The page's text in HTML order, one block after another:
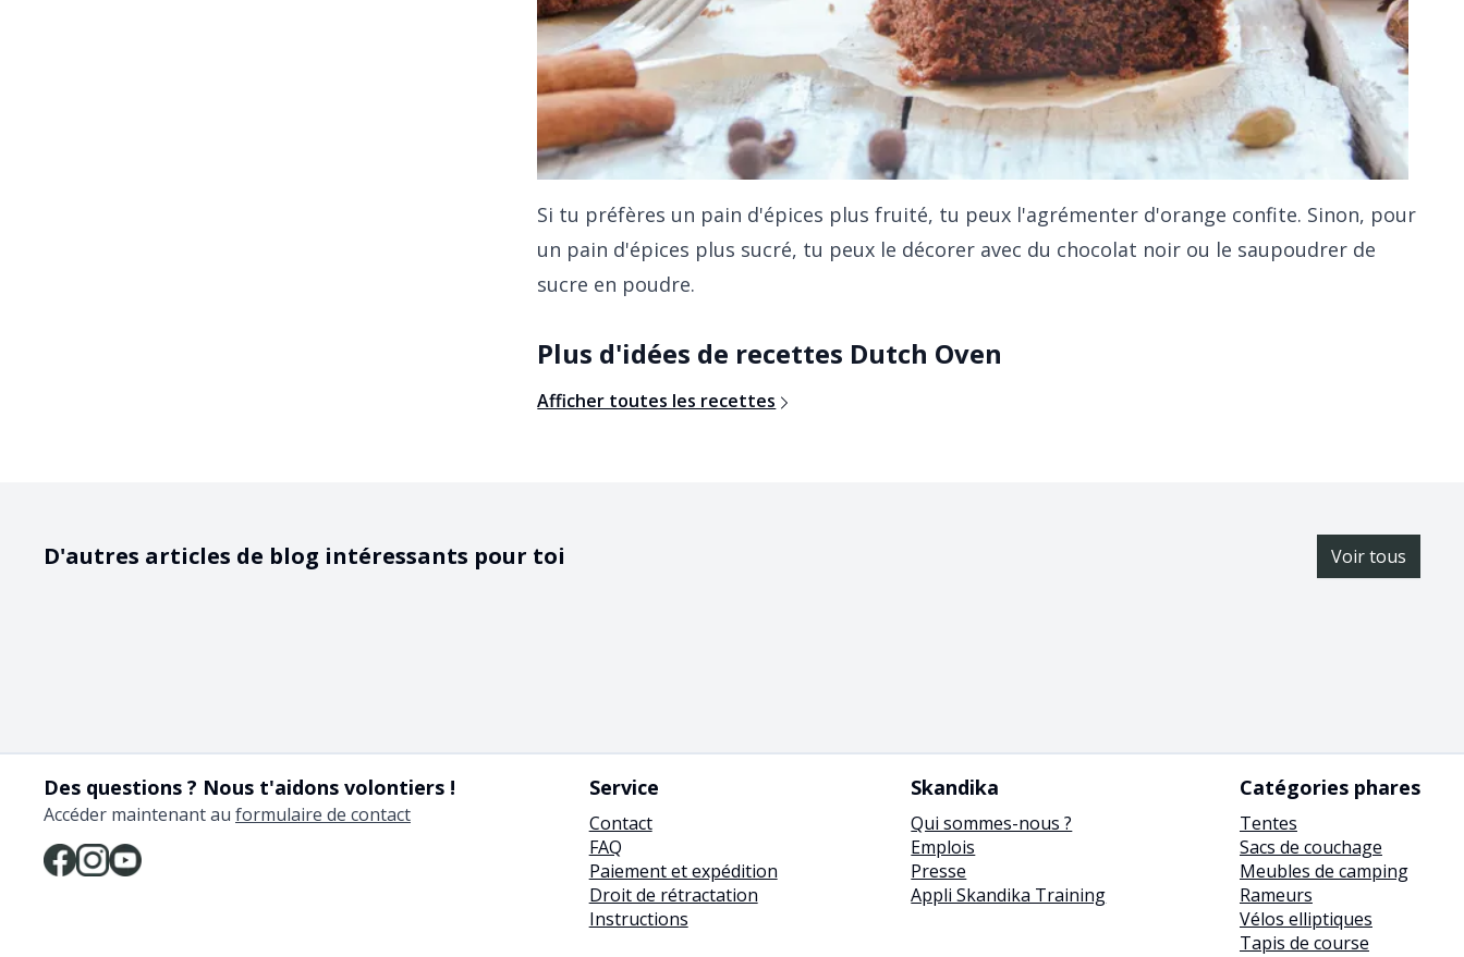
Si tu préfères un pain d'épices plus fruité, tu peux l'agrémenter d'orange confite. Sinon, pour
un pain d'épices plus sucré, tu peux le décorer avec du chocolat noir ou le saupoudrer de
sucre en poudre.
Plus d'idées de recettes Dutch Oven
Afficher toutes les recettes
D'autres articles de blog intéressants pour toi Voir tous
Des questions ? Nous t'aidons volontiers !
Accéder maintenant au formulaire de contact
Service
Contact
FAQ
Paiement et expédition
Droit de rétractation
Instructions
Skandika
Qui sommes-nous ?
Emplois
Presse
Appli Skandika Training
Catégories phares
Tentes
Sacs de couchage
Meubles de camping
Rameurs
Vélos elliptiques
Tapis de course